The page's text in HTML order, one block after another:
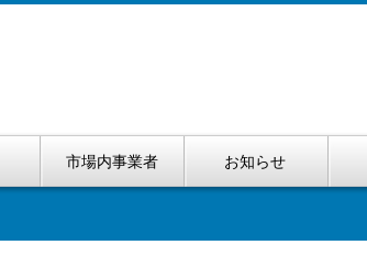
市場内事業者 お知らせ